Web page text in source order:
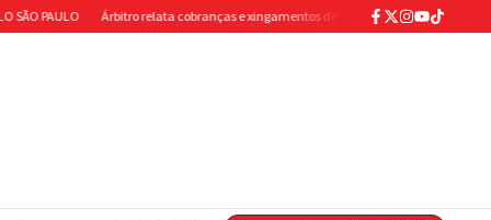
Árbitro relata cobranças e xingamentos de Rafinha nos vestiários em súmula